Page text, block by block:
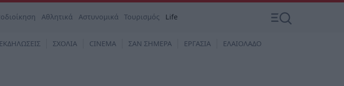
Αθλητικά Αστυνομικά Τουρισμός Life
ΕΚΔΗΛΩΣΕΙΣ ΣΧΟΛΙΑ CINEMA ΣΑΝ ΣΗΜΕΡΑ ΕΡΓΑΣΙΑ ΕΛΑΙΟΛΑΔΟ